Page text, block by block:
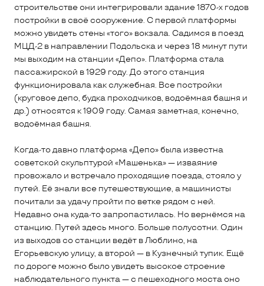
строительстве они интегрировали здание 1870-х годов
постройки в своё сооружение. С первой платформы
можно увидеть стены «того» вокзала. Садимся в поезд
МЦД-2 в направлении Подольска и через 18 минут пути
мы выходим на станции «Депо». Платформа стала
пассажирской в 1929 году. До этого станция
функционировала как служебная. Все постройки
(круговое депо, будка проходчиков, водоёмная башня и
др.) относятся к 1909 году. Самая заметная, конечно,
водоёмная башня.
Когда-то давно платформа «Депо» была известна
советской скульптурой «Машенька» — изваяние
провожало и встречало проходящие поезда, стояло у
путей. Её знали все путешествующие, а машинисты
почитали за удачу пройти по ветке рядом с ней.
Недавно она куда-то запропастилась. Но вернёмся на
станцию. Путей здесь много. Больше полусотни. Один
из выходов со станции ведёт в Люблино, на
Егорьевскую улицу, а второй — в Кузнечный тупик. Ещё
по дороге можно было увидеть высокое строение
наблюдательного пункта — с пешеходного моста оно